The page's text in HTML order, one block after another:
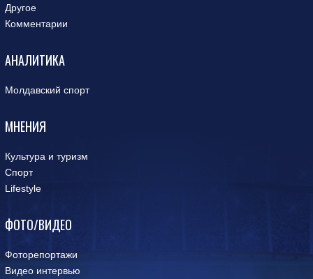
Другое
Комментарии
АНАЛИТИКА
Молдавский спорт
МНЕНИЯ
Культура и туризм
Спорт
Lifestyle
ФОТО/ВИДЕО
Фоторепортажи
Видео интервью